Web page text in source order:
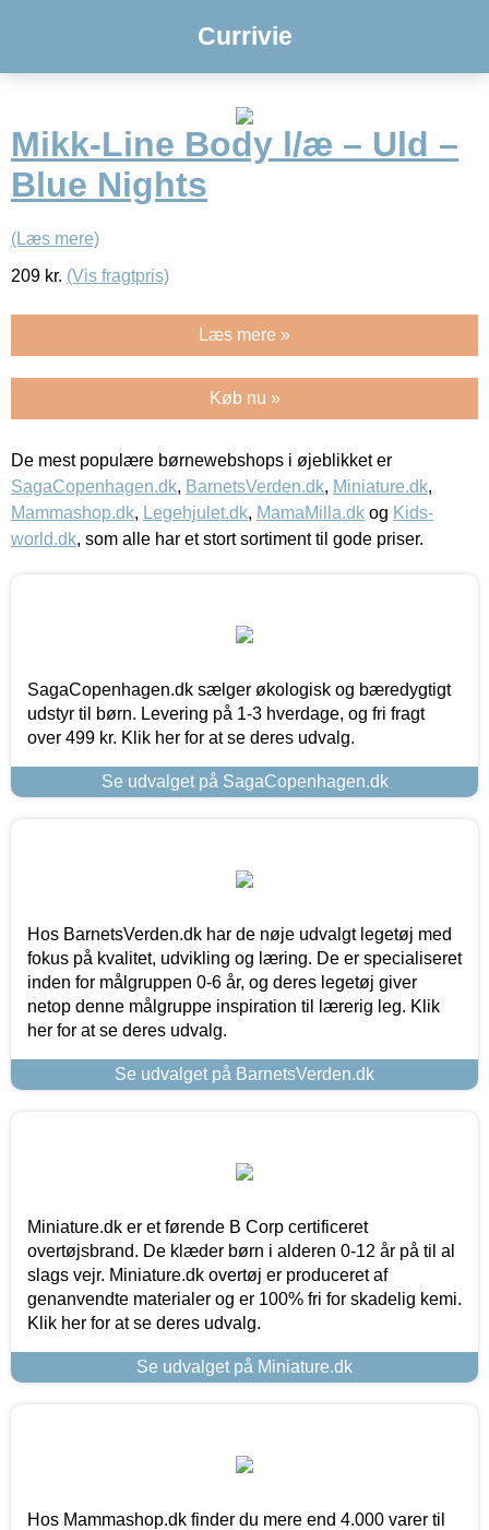
Currivie
Mikk-Line Body l/æ – Uld –
Blue Nights
(Læs mere)
209 kr. (Vis fragtpris)
Læs mere »
Køb nu »
De mest populære børnewebshops i øjeblikket er
SagaCopenhagen.dk, BarnetsVerden.dk, Miniature.dk,
Mammashop.dk, Legehjulet.dk, MamaMilla.dk og Kids-
world.dk, som alle har et stort sortiment til gode priser.
SagaCopenhagen.dk sælger økologisk og bæredygtigt
udstyr til børn. Levering på 1-3 hverdage, og fri fragt
over 499 kr. Klik her for at se deres udvalg.
Se udvalget på SagaCopenhagen.dk
Hos BarnetsVerden.dk har de nøje udvalgt legetøj med
fokus på kvalitet, udvikling og læring. De er specialiseret
inden for målgruppen 0-6 år, og deres legetøj giver
netop denne målgruppe inspiration til lærerig leg. Klik
her for at se deres udvalg.
Se udvalget på BarnetsVerden.dk
Miniature.dk er et førende B Corp certificeret
overtøjsbrand. De klæder børn i alderen 0-12 år på til al
slags vejr. Miniature.dk overtøj er produceret af
genanvendte materialer og er 100% fri for skadelig kemi.
Klik her for at se deres udvalg.
Se udvalget på Miniature.dk
Hos Mammashop.dk finder du mere end 4.000 varer til